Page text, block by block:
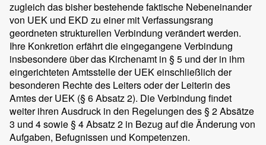
zugleich das bisher bestehende faktische Nebeneinander
von UEK und EKD zu einer mit Verfassungsrang
geordneten strukturellen Verbindung verändert werden.
Ihre Konkretion erfährt die eingegangene Verbindung
insbesondere über das Kirchenamt in § 5 und der in ihm
eingerichteten Amtsstelle der UEK einschließlich der
besonderen Rechte des Leiters oder der Leiterin des
Amtes der UEK (§ 6 Absatz 2). Die Verbindung findet
weiter ihren Ausdruck in den Regelungen des § 2 Absätze
3 und 4 sowie § 4 Absatz 2 in Bezug auf die Änderung von
Aufgaben, Befugnissen und Kompetenzen.